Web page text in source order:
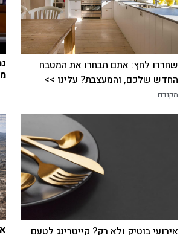
שחררו לחץ: אתם תבחרו את המטבח
החדש שלכם, והמעצבת? עלינו >>
מקודם
אירועי בוטיק ולא רק? קייטרינג לטעם